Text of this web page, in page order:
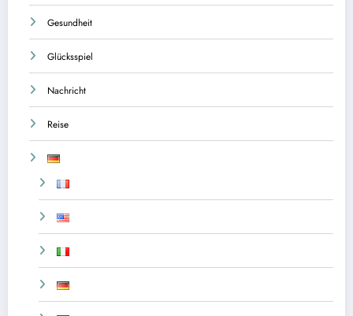
Gesundheit
Glücksspiel
Nachricht
Reise